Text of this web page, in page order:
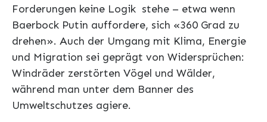
Forderungen keine Logik stehe – etwa wenn
Baerbock Putin auffordere, sich «360 Grad zu
drehen». Auch der Umgang mit Klima, Energie
und Migration sei geprägt von Widersprüchen:
Windräder zerstörten Vögel und Wälder,
während man unter dem Banner des
Umweltschutzes agiere.